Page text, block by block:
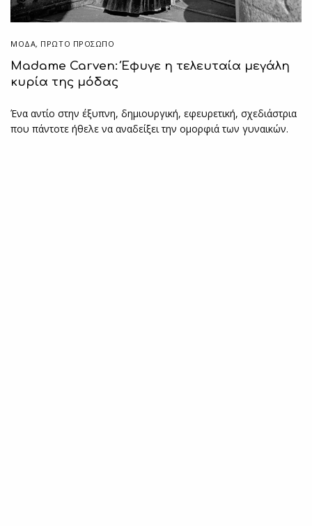
ΜΟΔΑ, ΠΡΏΤΟ ΠΡΌΣΩΠΟ
Madame Carven: Έφυγε η τελευταία μεγάλη
κυρία της μόδας
Ένα αντίο στην έξυπνη, δημιουργική, εφευρετική, σχεδιάστρια
που πάντοτε ήθελε να αναδείξει την ομορφιά των γυναικών.